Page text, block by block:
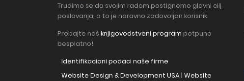
Trudimo se da svojim radom postignemo glavni cilj
poslovanja, a to je naravno zadovoljan korisnik.
Probajte naš knjigovodstveni program potpuno
besplatno!
Identifikacioni podaci naše firme
Website Design & Development USA | Website